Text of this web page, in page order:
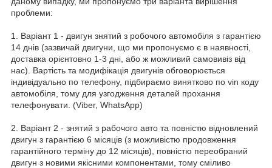
проблеми:
1. Варіант 1 - двигун знятий з робочого автомобіля з гарантією
14 днів (зазвичай двигуни, що ми пропонуємо є в наявності,
доставка орієнтовно 1-3 дні, або ж можливий самовивіз від
нас). Вартість та модифікація двигунів обговорюється
індивідуально по телефону, підбираємо винятково по vin коду
автомобіля, тому для узгодження деталей прохання
телефонувати. (Viber, WhatsApp)
2. Варіант 2 - знятий з рабочого авто та повністю відновлений
двигун з гарантією 6 місяців (з можливістю продовження
гарантійного терміну до 12 місяців), повністю переобраний
двигун з новими якісними компонентами, тому сміливо